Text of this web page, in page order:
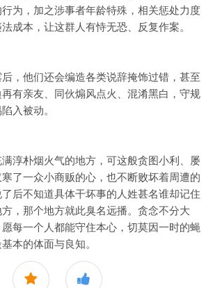
为，加之涉事者年龄特殊，相关惩处力度
成本，让这群人有恃无恐、反复作案。
，他们还会编造各类说辞掩饰过错，甚至
有亲友、同伙煽风点火、混淆黑白，守规
入被动。
淳朴烟火气的地方，可这般贪图小利、屡
了一众小商贩的心，也不断败坏着周遭的
后不知道具体干坏事的人姓甚名谁却记住
，那个地方就此臭名远播。贪念不分大
每一个人都能守住本心，切莫因一时的蝇
本的体面与良知。